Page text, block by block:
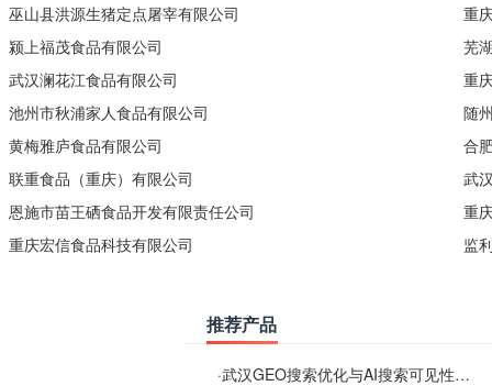
巫山县洪源生猪定点屠宰有限公司
颍上福茂食品有限公司
武汉澜花江食品有限公司
池州市秋浦家人食品有限公司
黄梅雅庐食品有限公司
联重食品（重庆）有限公司
恩施市苗王硒食品开发有限责任公司
重庆宏信食品科技有限公司
重
芜
重
随
合
武
重
监
推荐产品
·武汉GEO搜索优化与AI搜索可见性服务